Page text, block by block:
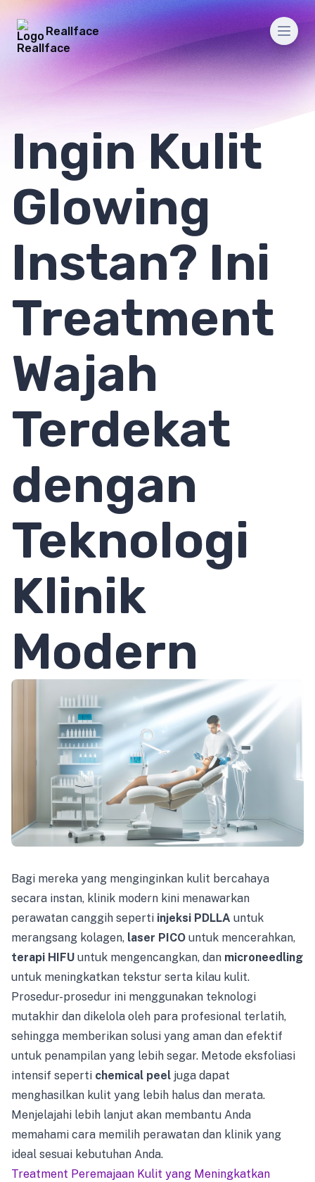
Reallface
Ingin Kulit
Glowing
Instan? Ini
Treatment
Wajah
Terdekat
dengan
Teknologi
Klinik
Modern
Bagi mereka yang menginginkan kulit bercahaya
secara instan, klinik modern kini menawarkan
perawatan canggih seperti injeksi PDLLA untuk
merangsang kolagen, laser PICO untuk mencerahkan,
terapi HIFU untuk mengencangkan, dan microneedling
untuk meningkatkan tekstur serta kilau kulit.
Prosedur-prosedur ini menggunakan teknologi
mutakhir dan dikelola oleh para profesional terlatih,
sehingga memberikan solusi yang aman dan efektif
untuk penampilan yang lebih segar. Metode eksfoliasi
intensif seperti chemical peel juga dapat
menghasilkan kulit yang lebih halus dan merata.
Menjelajahi lebih lanjut akan membantu Anda
memahami cara memilih perawatan dan klinik yang
ideal sesuai kebutuhan Anda.
Treatment Peremajaan Kulit yang Meningkatkan